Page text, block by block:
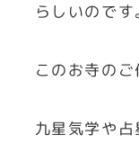
らしいのです
このお寺の
九星気学や占